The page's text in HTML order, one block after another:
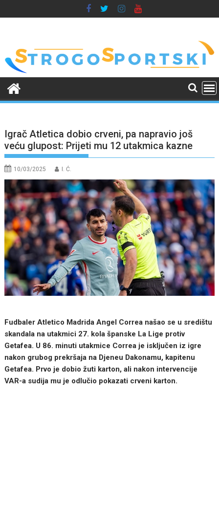
to
Igrač Atletica dobio crveni, pa napravio još
veću glupost: Prijeti mu 12 utakmica kazne
10/03/2025 I. Ć.
Fudbaler Atletico Madrida Angel Correa našao se u središtu
skandala na utakmici 27. kola španske La Lige protiv
Getafea. U 86. minuti utakmice Correa je isključen iz igre
nakon grubog prekršaja na Djeneu Dakonamu, kapitenu
Getafea. Prvo je dobio žuti karton, ali nakon intervencije
VAR-a sudija mu je odlučio pokazati crveni karton.